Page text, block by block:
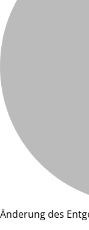
Änderung des